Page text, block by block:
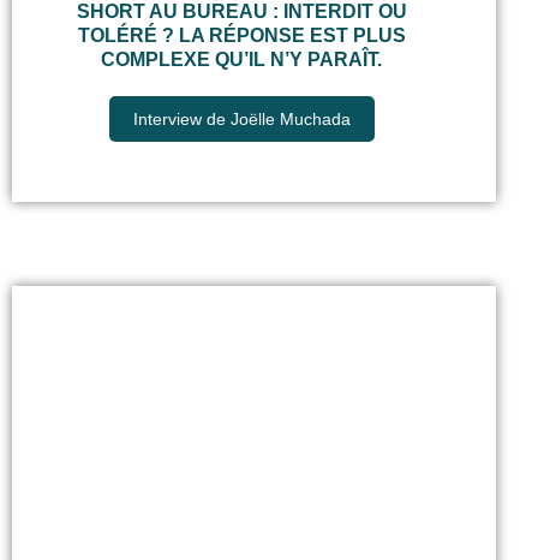
SHORT AU BUREAU : INTERDIT OU
TOLÉRÉ ? LA RÉPONSE EST PLUS
COMPLEXE QU’IL N’Y PARAÎT.
Interview de Joëlle Muchada